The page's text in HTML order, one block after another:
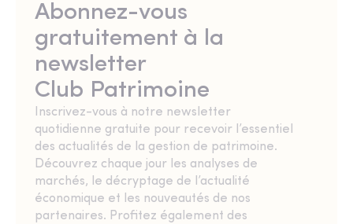
Abonnez-vous
gratuitement à la
newsletter
Club Patrimoine
Inscrivez-vous à notre newsletter
quotidienne gratuite pour recevoir l’essentiel
des actualités de la gestion de patrimoine.
Découvrez chaque jour les analyses de
marchés, le décryptage de l’actualité
économique et les nouveautés de nos
partenaires. Profitez également des